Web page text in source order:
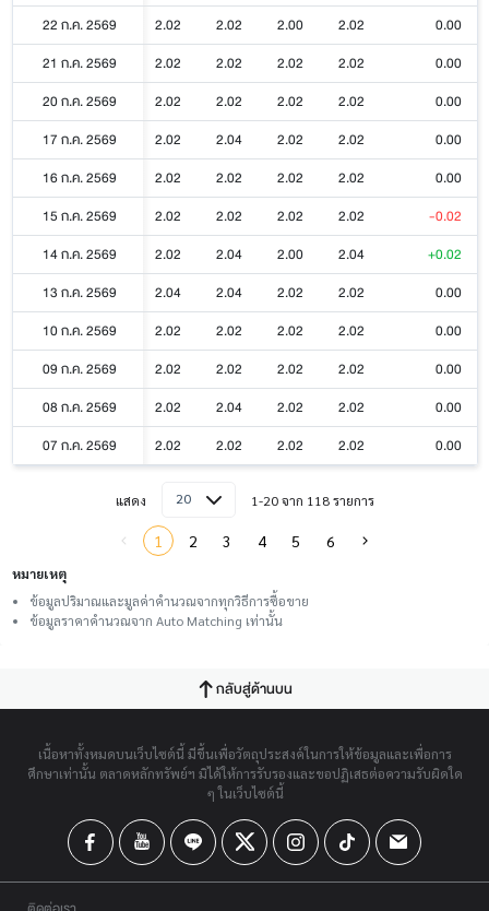
22 ก.ค. 2569
2.02 2.02 2.00 2.02
0.00
21 ก.ค. 2569
2.02 2.02 2.02 2.02
0.00
20 ก.ค. 2569
2.02 2.02 2.02 2.02
0.00
17 ก.ค. 2569
2.02 2.04 2.02 2.02
0.00
16 ก.ค. 2569
2.02 2.02 2.02 2.02
0.00
15 ก.ค. 2569
2.02 2.02 2.02 2.02
-0.02
14 ก.ค. 2569
2.02 2.04 2.00 2.04
+0.02
13 ก.ค. 2569
2.04 2.04 2.02 2.02
0.00
10 ก.ค. 2569
2.02 2.02 2.02 2.02
0.00
09 ก.ค. 2569
2.02 2.02 2.02 2.02
0.00
08 ก.ค. 2569
2.02 2.04 2.02 2.02
0.00
07 ก.ค. 2569
2.02 2.02 2.02 2.02 0.00
แสดง 20 1-20 จาก 118 รายการ
1 2 3 4 5 6
หมายเหตุ
ข้อมูลปริมาณและมูลค่าคำนวณจากทุกวิธีการซื้อขาย
ข้อมูลราคาคำนวณจาก Auto Matching เท่านั้น
กลับสู่ด้านบน
เนื้อหาทั้งหมดบนเว็บไซต์นี้ มีขึ้นเพื่อวัตถุประสงค์ในการให้ข้อมูลและเพื่อการ
ศึกษาเท่านั้น ตลาดหลักทรัพย์ฯ มิได้ให้การรับรองและขอปฏิเสธต่อความรับผิดใด
ๆ ในเว็บไซต์นี้